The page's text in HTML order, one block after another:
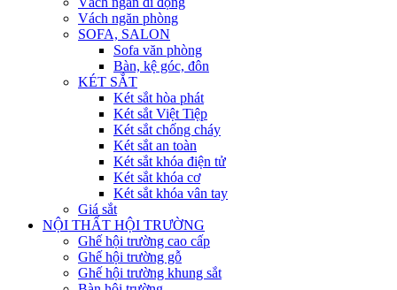
Vách ngăn phòng
SOFA, SALON
Sofa văn phòng
Bàn, kệ góc, đôn
KÉT SẮT
Két sắt hòa phát
Két sắt Việt Tiệp
Két sắt chống cháy
Két sắt an toàn
Két sắt khóa điện tử
Két sắt khóa cơ
Két sắt khóa vân tay
Giá sắt
NỘI THẤT HỘI TRƯỜNG
Ghế hội trường cao cấp
Ghế hội trường gỗ
Ghế hội trường khung sắt